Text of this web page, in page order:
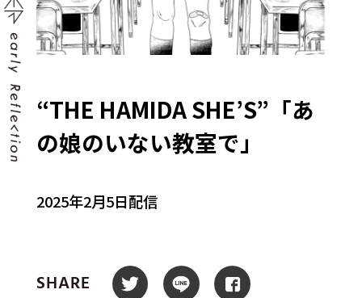
“THE HAMIDA SHE’S”「あ
の娘のいない教室で」
2025年2月5日配信
SHARE